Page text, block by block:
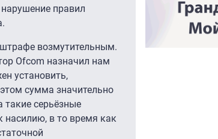
правил
возмутительным.
Ofcom назначил нам
установить,
сумма значительно
серьёзные
насилию, в то время как